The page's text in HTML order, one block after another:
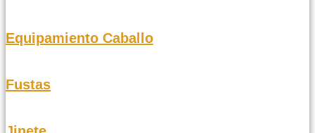
Equipamiento Caballo
Fustas